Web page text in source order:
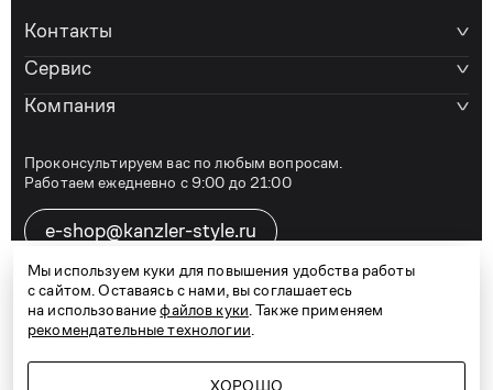
Контакты
Сервис
Компания
Проконсультируем вас по любым вопросам.
Работаем ежедневно с 9:00 до 21:00
e-shop@kanzler-style.ru
8 800 600 77 07
Мы используем куки для повышения удобства работы
с сайтом. Оставаясь с нами, вы соглашаетесь
на использованиефайлов куки . Также применяем
рекомендательные технологии
ХОРОШО